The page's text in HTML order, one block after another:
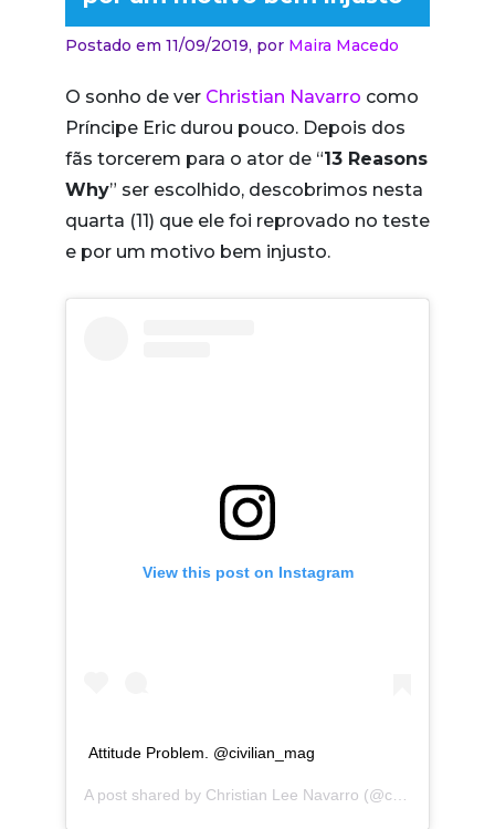
Postado em 11/09/2019, por Maira Macedo
O sonho de ver Christian Navarro como
Príncipe Eric durou pouco. Depois dos
fãs torcerem para o ator de “13 Reasons
Why” ser escolhido, descobrimos nesta
quarta (11) que ele foi reprovado no teste
e por um motivo bem injusto.
View this post on Instagram
Attitude Problem. @civilian_mag
A post shared by Christian Lee Navarro (@christianleenavarro) on